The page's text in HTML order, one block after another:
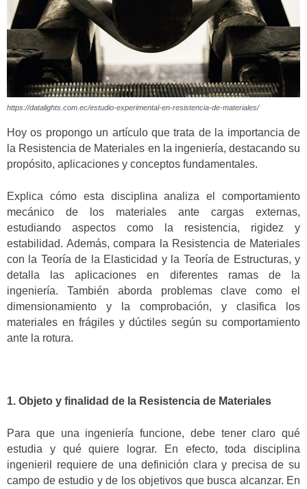
https://datalights.com.ec/estudio-experimental-en-resistencia-de-materiales/
Hoy os propongo un artículo que trata de la importancia de
la Resistencia de Materiales en la ingeniería, destacando su
propósito, aplicaciones y conceptos fundamentales.
Explica cómo esta disciplina analiza el comportamiento
mecánico de los materiales ante cargas externas,
estudiando aspectos como la resistencia, rigidez y
estabilidad. Además, compara la Resistencia de Materiales
con la Teoría de la Elasticidad y la Teoría de Estructuras, y
detalla las aplicaciones en diferentes ramas de la
ingeniería. También aborda problemas clave como el
dimensionamiento y la comprobación, y clasifica los
materiales en frágiles y dúctiles según su comportamiento
ante la rotura.
1. Objeto y finalidad de la Resistencia de Materiales
Para que una ingeniería funcione, debe tener claro qué
estudia y qué quiere lograr. En efecto, toda disciplina
ingenieril requiere de una definición clara y precisa de su
campo de estudio y de los objetivos que busca alcanzar. En